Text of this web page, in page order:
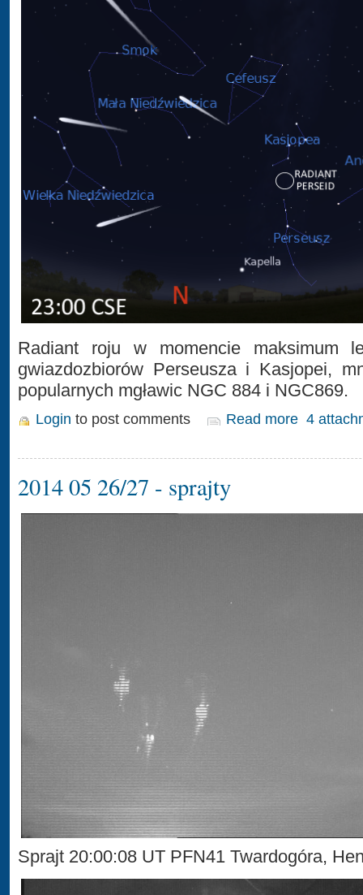
Radiant roju w momencie maksimum
gwiazdozbiorów Perseusza i Kasjopei,
popularnych mgławic NGC 884 i NGC869.
Login to post comments Read more 4
2014 05 26/27 - sprajty
Sprajt 20:00:08 UT PFN41 Twardogóra,